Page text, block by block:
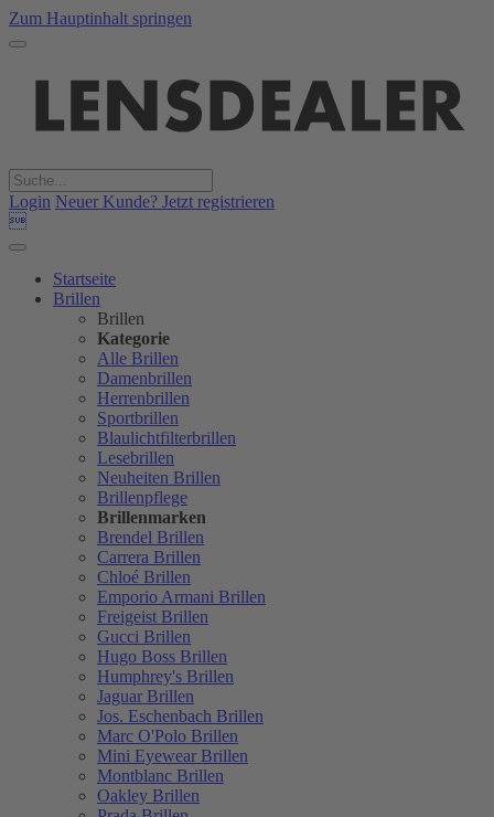
Zum Hauptinhalt springen
Login Neuer Kunde? Jetzt registrieren

Startseite
Brillen
Brillen
Kategorie
Alle Brillen
Damenbrillen
Herrenbrillen
Sportbrillen
Blaulichtfilterbrillen
Lesebrillen
Neuheiten Brillen
Brillenpflege
Brillenmarken
Brendel Brillen
Carrera Brillen
Chloé Brillen
Emporio Armani Brillen
Freigeist Brillen
Gucci Brillen
Hugo Boss Brillen
Humphrey's Brillen
Jaguar Brillen
Jos. Eschenbach Brillen
Marc O'Polo Brillen
Mini Eyewear Brillen
Montblanc Brillen
Oakley Brillen